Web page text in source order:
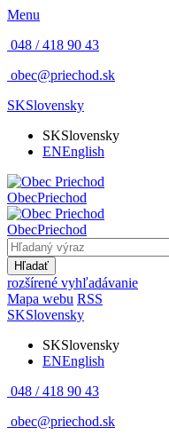
Menu
048 / 418 90 43
obec@priechod.sk
SKSlovensky
SKSlovensky
ENEnglish
ObecPriechod
ObecPriechod
Hľadať
rozšírené vyhľadávanie
Mapa webu RSS
SKSlovensky
SKSlovensky
ENEnglish
048 / 418 90 43
obec@priechod.sk